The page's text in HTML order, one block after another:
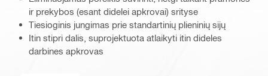
ir prekybos (esant didelei apkrovai) srityse
Tiesioginis jungimas prie standartinių plieninių sijų
Itin stipri dalis, suprojektuota atlaikyti itin dideles
darbines apkrovas